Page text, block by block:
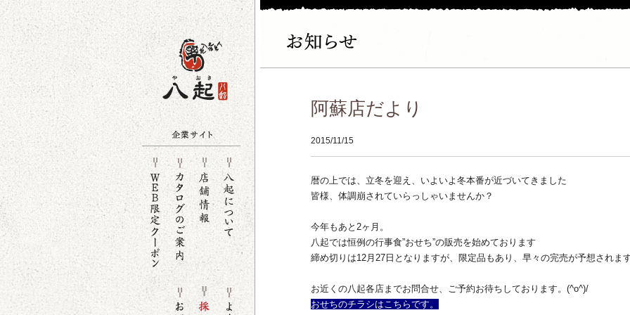
阿蘇店だより
2015/11/15
暦の上では、立冬を迎え、いよいよ冬本番が近づいてきました
皆様、体調崩されていらっしゃいませんか？
今年もあと2ヶ月。
八起では恒例の行事食”おせち”の販売を始めております
締め切りは12月27日となりますが、限定品もあり、早々の完売が予想されま
お近くの八起各店までお問合せ、ご予約お待ちしております。(^o^)/
おせちのチラシはこちらです。